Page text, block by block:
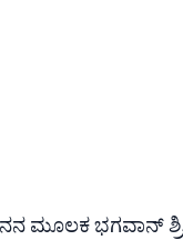
ಮೂಲಕ ಭಗವಾನ್